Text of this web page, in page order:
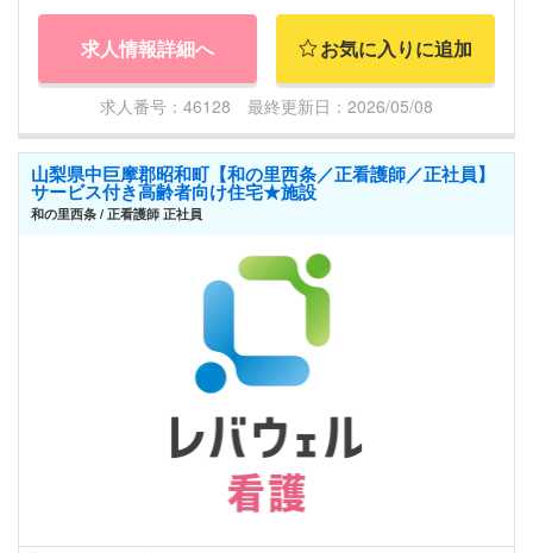
求人情報詳細へ お気に入りに追加
求人番号：46128 最終更新日：2026/05/08
山梨県中巨摩郡昭和町【和の里西条／正看護師／正社員】
サービス付き高齢者向け住宅★施設
和の里西条 / 正看護師 正社員